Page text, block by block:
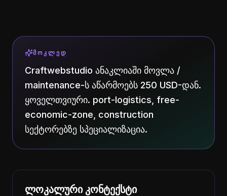
ᲛᲝᲙᲚᲔᲓ
Craftwebstudio ანაკლიაში მოვლა /
maintenance-ს აწარმოებს 250 USD-დან.
ყოველთვიური. port-logistics, free-
economic-zone, construction
სექტორებზე სპეციალიზაცია.
ლოკალური კონტექსტი